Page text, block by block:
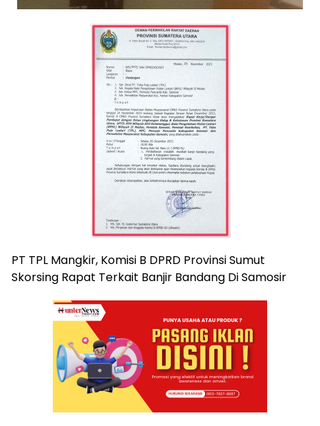
PT TPL Mangkir, Komisi B DPRD Provinsi Sumut
Skorsing Rapat Terkait Banjir Bandang Di Samosir